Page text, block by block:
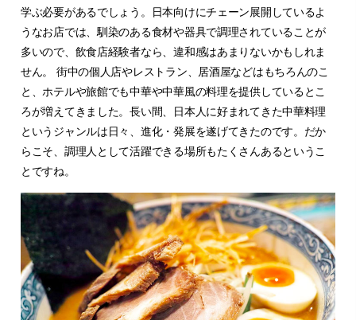
学ぶ必要があるでしょう。日本向けにチェーン展開しているよ
うなお店では、馴染のある食材や器具で調理されていることが
多いので、飲食店経験者なら、違和感はあまりないかもしれま
せん。 街中の個人店やレストラン、居酒屋などはもちろんのこ
と、ホテルや旅館でも中華や中華風の料理を提供しているとこ
ろが増えてきました。長い間、日本人に好まれてきた中華料理
というジャンルは日々、進化・発展を遂げてきたのです。だか
らこそ、調理人として活躍できる場所もたくさんあるというこ
とですね。